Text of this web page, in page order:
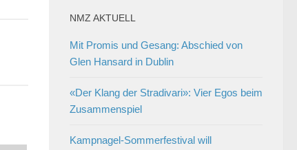
NMZ AKTUELL
Mit Promis und Gesang: Abschied von
Glen Hansard in Dublin
«Der Klang der Stradivari»: Vier Egos beim
Zusammenspiel
Kampnagel-Sommerfestival will